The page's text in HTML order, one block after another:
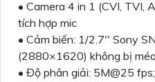
• Camera 4 in 1 (CVI, TVI,
tích hợp mic
• Cảm biến: 1/2.7'' Sony
(2880×1620) không bị
• Độ phân giải: 5M@25